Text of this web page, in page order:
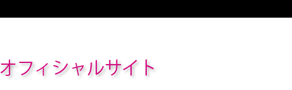
オフィシャルサイト